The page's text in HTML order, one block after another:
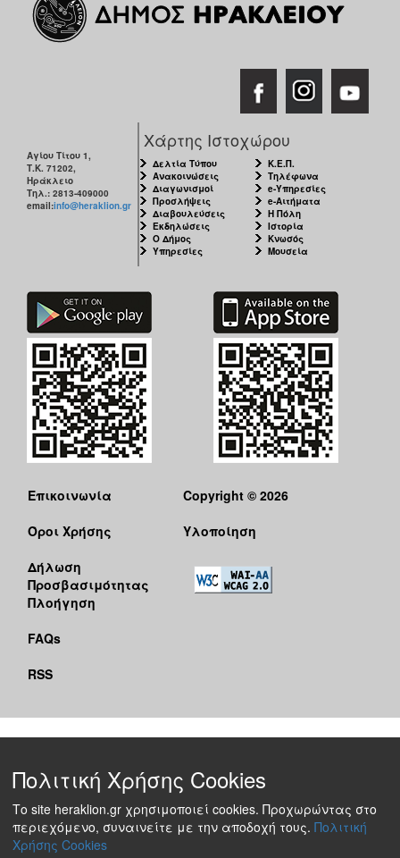
Αγίου Τίτου 1,
Τ.Κ. 71202,
Ηράκλειο
Τηλ.: 2813-409000
email:info@heraklion.gr
Χάρτης Ιστοχώρου
Δελτία Τύπου
Ανακοινώσεις
Διαγωνισμοί
Προσλήψεις
Διαβουλεύσεις
Εκδηλώσεις
Ο Δήμος
Υπηρεσίες
Κ.Ε.Π.
Τηλέφωνα
e-Υπηρεσίες
e-Αιτήματα
Η Πόλη
Ιστορία
Κνωσός
Μουσεία
Επικοινωνία
Όροι Χρήσης
Δήλωση
Προσβασιμότητας
Πλοήγηση
FAQs
RSS
Copyright © 2026
Υλοποίηση
Πολιτική Χρήσης Cookies
Το site heraklion.gr χρησιμοποιεί cookies. Προχωρώντας στο
περιεχόμενο, συναινείτε με την αποδοχή τους. Πολιτική
Χρήσης Cookies